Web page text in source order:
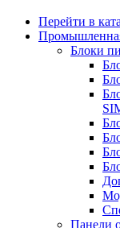
Перейти в
Блоки
Панели